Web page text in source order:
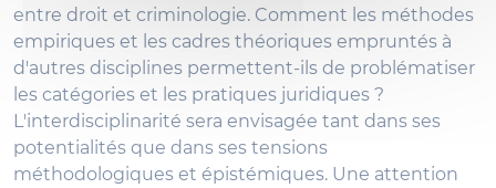
entre droit et criminologie. Comment les méthodes
empiriques et les cadres théoriques empruntés à
d'autres disciplines permettent-ils de problématiser
les catégories et les pratiques juridiques ?
L'interdisciplinarité sera envisagée tant dans ses
potentialités que dans ses tensions
méthodologiques et épistémiques. Une attention